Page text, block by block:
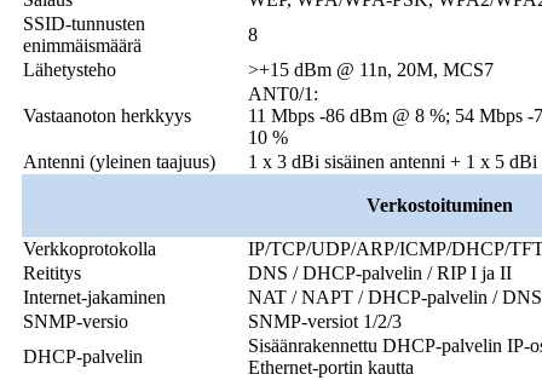
SSID-tunnusten
enimmäismäärä
8
Lähetysteho
>+15 dBm @ 11n, 20M, MCS7
Vastaanoton herkkyys
ANT0/1:
11 Mbps -86 dBm @ 8 %; 54 Mbps
10 %
Antenni (yleinen taajuus)
1 x 3 dBi sisäinen antenni + 1 x 5
Verkostoituminen
Verkkoprotokolla
IP/TCP/UDP/ARP/ICMP/DHCP/
Reititys
DNS / DHCP-palvelin / RIP I ja II
Internet-jakaminen
NAT / NAPT / DHCP-palvelin / DNS
SNMP-versio
SNMP-versiot 1/2/3
DHCP-palvelin
Sisäänrakennettu DHCP-palvelin IP-
Ethernet-portin kautta